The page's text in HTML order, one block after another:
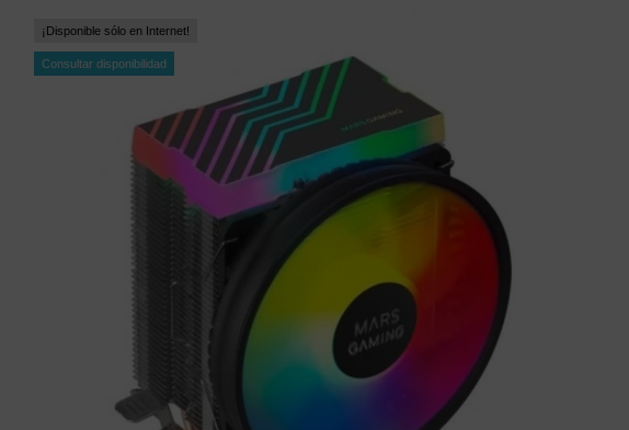
¡Disponible sólo en Internet!
Consultar disponibilidad